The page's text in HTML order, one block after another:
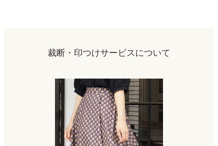
裁断・印つけサービスについて